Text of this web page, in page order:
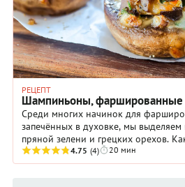
РЕЦЕПТ
Шампиньоны,
Среди многих начинок для
запечённых в духовке, мы
пряной зелени и грецких орехов.
текстур! Срочно бежим на кухню их ...
4.75 (4) 20 мин